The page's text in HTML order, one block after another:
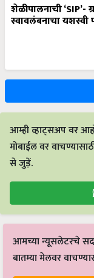
शेळीपालनाची ‘SIP’-
स्वावलंबनाचा यशस्वी
आम्ही व्हाट्सअप वर
मोबाईल वर
से जुड़ें.
आमच्या न्यूसलेटरचे
बातम्या मेलवर